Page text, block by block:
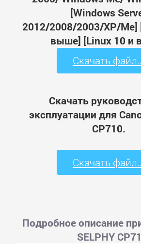
[Windows
2012/2008/2003/XP/Me]
выше] [Linux 10 и
Скачать
Скачать
эксплуатации для
CP710.
Скачать
Подробное описание
SELPHY